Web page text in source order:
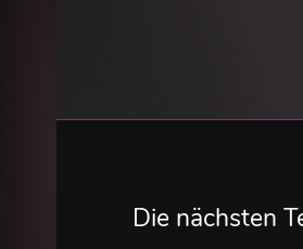
Die nächsten